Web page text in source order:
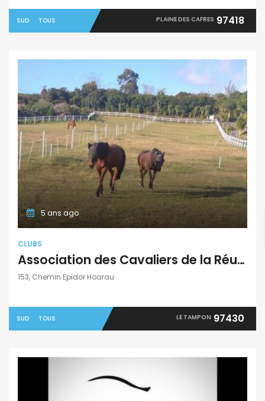
SUD TOUS PLAINE DES CAFRES 97418
5 ans ago
CLUBS
Association des Cavaliers de la Réunion
153, Chemin Epidor Hoarau
SUD TOUS LE TAMPON 97430